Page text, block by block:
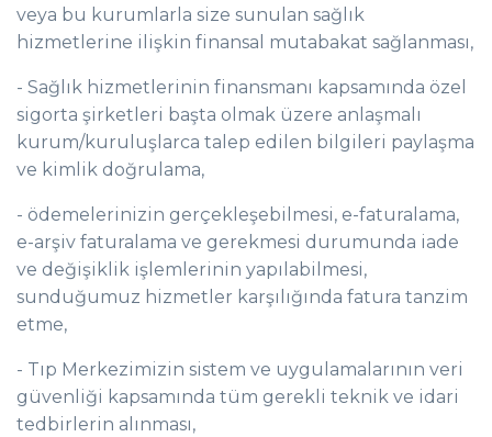
veya bu kurumlarla size sunulan sağlık
hizmetlerine ilişkin finansal mutabakat sağlanması,
- Sağlık hizmetlerinin finansmanı kapsamında özel
sigorta şirketleri başta olmak üzere anlaşmalı
kurum/kuruluşlarca talep edilen bilgileri paylaşma
ve kimlik doğrulama,
- ödemelerinizin gerçekleşebilmesi, e-faturalama,
e-arşiv faturalama ve gerekmesi durumunda iade
ve değişiklik işlemlerinin yapılabilmesi,
sunduğumuz hizmetler karşılığında fatura tanzim
etme,
- Tıp Merkezimizin sistem ve uygulamalarının veri
güvenliği kapsamında tüm gerekli teknik ve idari
tedbirlerin alınması,